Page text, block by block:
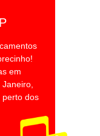
em
perto dos